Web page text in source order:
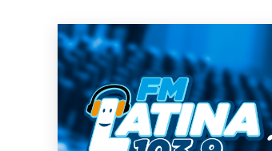
Skip
to
content